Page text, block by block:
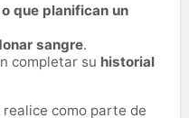
que planifican un
sangre.
completar su historial
como parte de